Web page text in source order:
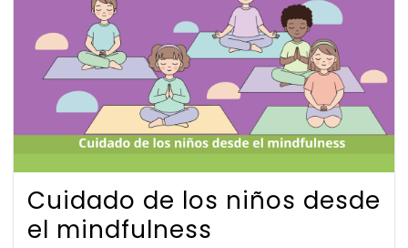
Cuidado de los niños desde
el mindfulness